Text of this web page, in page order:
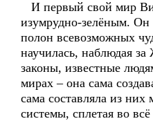
И первый свой мир
изумрудно-зелёным. Он
полон всевозможных
научилась, наблюдая
законы, известные
мирах – она сама
сама составляла из них
системы, сплетая во